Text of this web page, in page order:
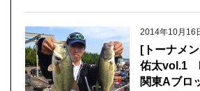
2014年10月16
[トーナメ
佑太vol.1
関東Aブロ